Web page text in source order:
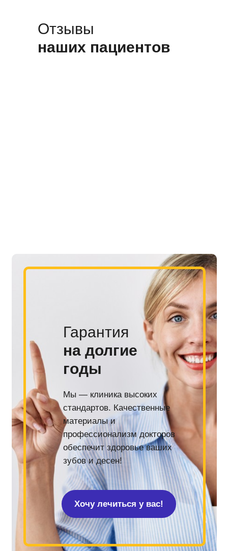
Отзывы
наших пациентов
Гарантия
на долгие
годы
Мы — клиника высоких
стандартов. Качественные
материалы и
профессионализм докторов
обеспечит здоровье ваших
зубов и десен!
Хочу лечиться у вас!